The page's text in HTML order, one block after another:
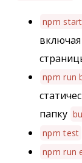
npm start
npm run
папку
npm test
npm run